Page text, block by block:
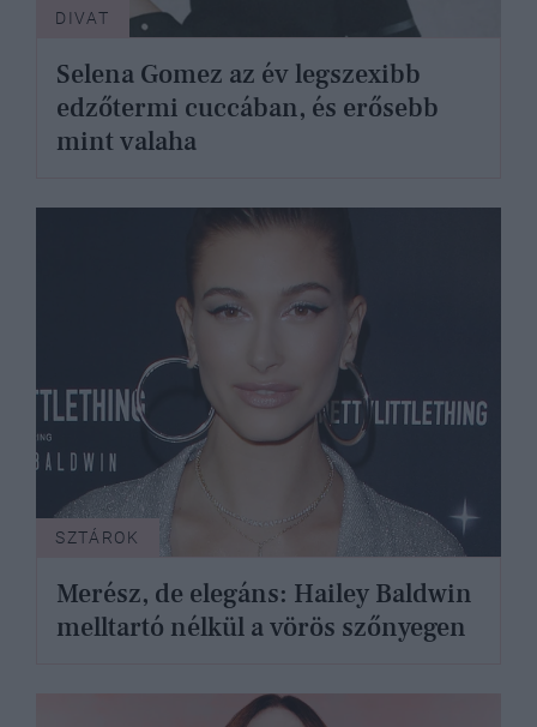
DIVAT
Selena Gomez az év legszexibb
edzőtermi cuccában, és erősebb
mint valaha
SZTÁROK
Merész, de elegáns: Hailey Baldwin
melltartó nélkül a vörös szőnyegen